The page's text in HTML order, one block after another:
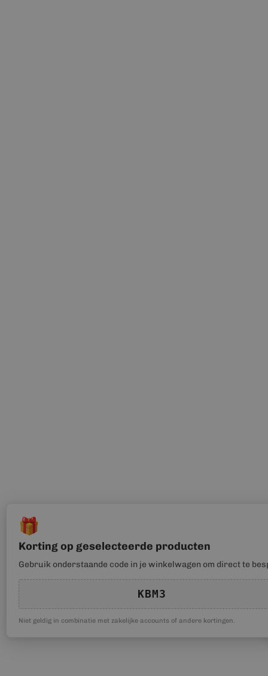
🎁
Korting op geselecteerde producten
Gebruik onderstaande code in je winkelwagen om direct te
KBM3
Niet geldig in combinatie met zakelijke accounts of andere kortingen.